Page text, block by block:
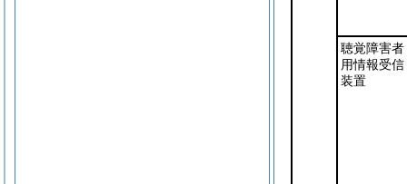
聴覚障害者
用情報受信
装置